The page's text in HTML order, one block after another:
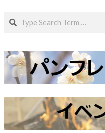
Search